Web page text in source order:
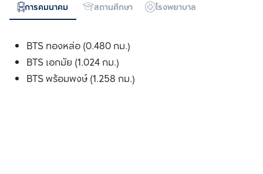
การคมนาคม สถานศึกษา โรงพยาบาล
BTS ทองหล่อ (0.480 กม.)
BTS เอกมัย (1.024 กม.)
BTS พร้อมพงษ์ (1.258 กม.)